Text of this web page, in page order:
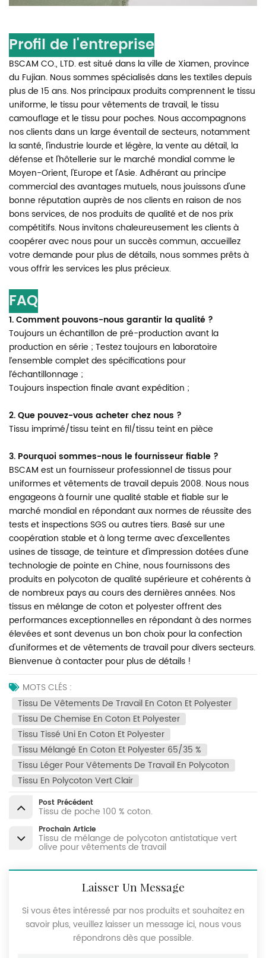
Profil de l'entreprise
BSCAM CO., LTD. est situé dans la ville de Xiamen, province
du Fujian. Nous sommes spécialisés dans les textiles depuis
plus de 15 ans. Nos principaux produits comprennent le tissu
uniforme, le tissu pour vêtements de travail, le tissu
camouflage et le tissu pour poches. Nous accompagnons
nos clients dans un large éventail de secteurs, notamment
la santé, l'industrie lourde et légère, la vente au détail, la
défense et l'hôtellerie sur le marché mondial comme le
Moyen-Orient, l'Europe et l'Asie. Adhérant au principe
commercial des avantages mutuels, nous jouissons d'une
bonne réputation auprès de nos clients en raison de nos
bons services, de nos produits de qualité et de nos prix
compétitifs. Nous invitons chaleureusement les clients à
coopérer avec nous pour un succès commun, accueillez
votre demande pour plus de détails, nous sommes prêts à
vous offrir les services les plus précieux.
FAQ
1. Comment pouvons-nous garantir la qualité ?
Toujours un échantillon de pré-production avant la
production en série ; Testez toujours en laboratoire
l’ensemble complet des spécifications pour
l’échantillonnage ;
Toujours inspection finale avant expédition ;
2. Que pouvez-vous acheter chez nous ?
Tissu imprimé/tissu teint en fil/tissu teint en pièce
3. Pourquoi sommes-nous le fournisseur fiable ?
BSCAM est un fournisseur professionnel de tissus pour
uniformes et vêtements de travail depuis 2008. Nous nous
engageons à fournir une qualité stable et fiable sur le
marché mondial en répondant aux normes de réussite des
tests et inspections SGS ou autres tiers. Basé sur une
coopération stable et à long terme avec d'excellentes
usines de tissage, de teinture et d'impression dotées d'une
technologie de pointe en Chine, nous fournissons des
produits en polycoton de qualité supérieure et cohérents à
de nombreux pays au cours des dernières années. Nos
tissus en mélange de coton et polyester offrent des
performances exceptionnelles en répondant à des normes
élevées et sont devenus un bon choix pour la confection
d'uniformes et de vêtements de travail pour divers secteurs.
Bienvenue à contacter pour plus de détails !
MOTS CLÉS :
Tissu De Vêtements De Travail En Coton Et Polyester
Tissu De Chemise En Coton Et Polyester
Tissu Tissé Uni En Coton Et Polyester
Tissu Mélangé En Coton Et Polyester 65/35 %
Tissu Léger Pour Vêtements De Travail En Polycoton
Tissu En Polycoton Vert Clair
Post Précédent
Tissu de poche 100 % coton.
Prochain Article
Tissu de mélange de polycoton antistatique vert
olive pour vêtements de travail
Laisser Un Message
Si vous êtes intéressé par nos produits et souhaitez en
savoir plus, veuillez laisser un message ici, nous vous
répondrons dès que possible.